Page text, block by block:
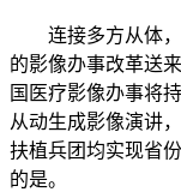
连接多方从体，
的影像办事改革送
国医疗影像办事将
从动生成影像演讲
扶植兵团均实现省
的是。